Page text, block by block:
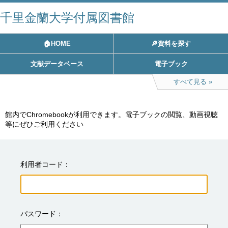
千里金蘭大学付属図書館
🏠HOME 🔎資料を探す
文献データベース 電子ブック
すべて見る
館内でChromebookが利用できます。電子ブックの閲覧、動画視聴
利用者コード
パスワード